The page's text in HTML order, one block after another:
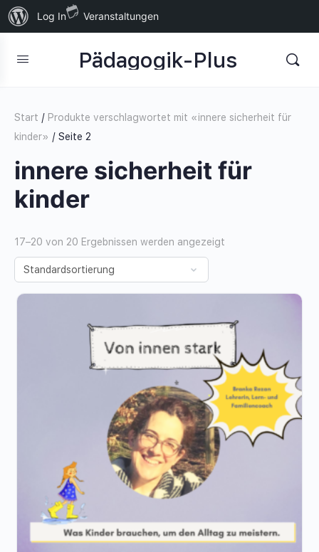
Über
WordPress
Log In Veranstaltungen
Pädagogik-Plus
Start / Produkte verschlagwortet mit «innere sicherheit für
kinder» / Seite 2
innere sicherheit für
kinder
17–20 von 20 Ergebnissen werden angezeigt